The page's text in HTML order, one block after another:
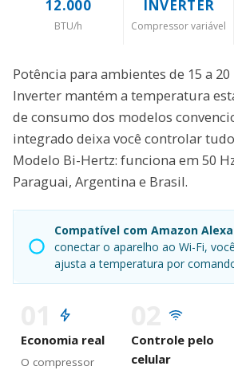
12.000
BTU/h
INVERTER
Compressor variável
Potência para ambientes de 15 a
Inverter mantém a temperatura
de consumo dos modelos
integrado deixa você controlar
Modelo Bi-Hertz: funciona em 50
Paraguai, Argentina e Brasil.
Compatível com Amazon
conectar o aparelho ao Wi-Fi,
ajusta a temperatura por
Economia real
O compressor
Controle pelo
celular